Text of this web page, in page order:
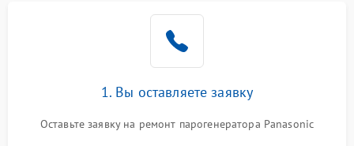
1. Вы оставляете заявку
Оставьте заявку на ремонт парогенератора Panasonic